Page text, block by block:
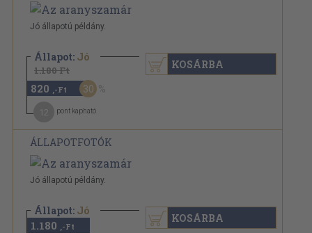
Jó állapotú példány.
Állapot: Jó
1.180 Ft
820 ,-Ft 30
pont kapható
KOSÁRBA
ÁLLAPOTFOTÓK
Jó állapotú példány.
Állapot: Jó
1.180 ,-Ft
KOSÁRBA